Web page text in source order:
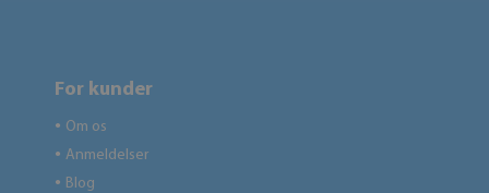
For kunder
● Om os
● Anmeldelser
● Blog